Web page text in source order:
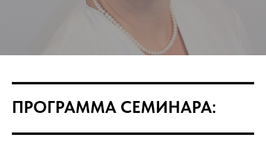
ПРОГРАММА СЕМИНАРА: